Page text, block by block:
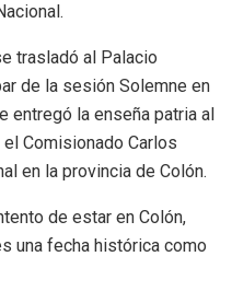
trasladó al Palacio
de la sesión Solemne en
entregó la enseña patria al
Comisionado Carlos
en la provincia de Colón.
de estar en Colón,
una fecha histórica como